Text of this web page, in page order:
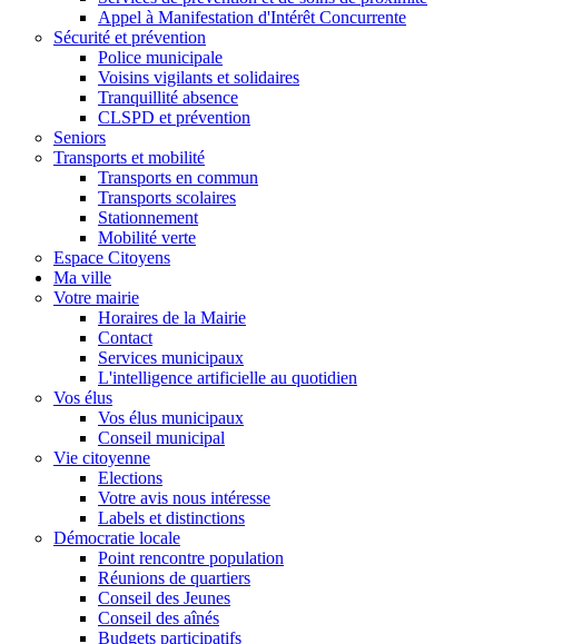
Appel à Manifestation d'Intérêt Concurrente
Sécurité et prévention
Police municipale
Voisins vigilants et solidaires
Tranquillité absence
CLSPD et prévention
Seniors
Transports et mobilité
Transports en commun
Transports scolaires
Stationnement
Mobilité verte
Espace Citoyens
Ma ville
Votre mairie
Horaires de la Mairie
Contact
Services municipaux
L'intelligence artificielle au quotidien
Vos élus
Vos élus municipaux
Conseil municipal
Vie citoyenne
Elections
Votre avis nous intéresse
Labels et distinctions
Démocratie locale
Point rencontre population
Réunions de quartiers
Conseil des Jeunes
Conseil des aînés
Budgets participatifs